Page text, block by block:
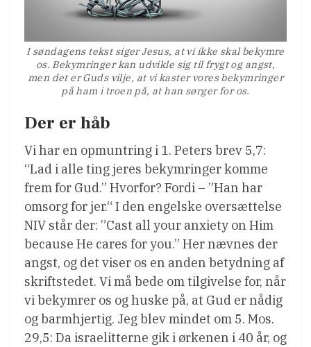
I søndagens tekst siger Jesus, at vi ikke skal bekymre
os. Bekymringer kan udvikle sig til frygt og angst,
men det er Guds vilje, at vi kaster vores bekymringer
på ham i troen på, at han sørger for os.
Der er håb
Vi har en opmuntring i 1. Peters brev 5,7:
“Lad i alle ting jeres bekymringer komme
frem for Gud.” Hvorfor? Fordi – ”Han har
omsorg for jer.“ I den engelske oversættelse
NIV står der: ”Cast all your anxiety on Him
because He cares for you.” Her nævnes der
angst, og det viser os en anden betydning af
skriftstedet. Vi må bede om tilgivelse for, når
vi bekymrer os og huske på, at Gud er nådig
og barmhjertig. Jeg blev mindet om 5. Mos.
29,5: Da israelitterne gik i ørkenen i 40 år, og